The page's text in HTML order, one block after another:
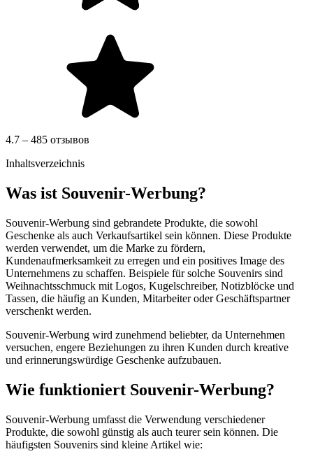
4.7 – 485 отзывов
Inhaltsverzeichnis
Was ist Souvenir-Werbung?
Souvenir-Werbung sind gebrandete Produkte, die sowohl
Geschenke als auch Verkaufsartikel sein können. Diese Produkte
werden verwendet, um die Marke zu fördern,
Kundenaufmerksamkeit zu erregen und ein positives Image des
Unternehmens zu schaffen. Beispiele für solche Souvenirs sind
Weihnachtsschmuck mit Logos, Kugelschreiber, Notizblöcke und
Tassen, die häufig an Kunden, Mitarbeiter oder Geschäftspartner
verschenkt werden.
Souvenir-Werbung wird zunehmend beliebter, da Unternehmen
versuchen, engere Beziehungen zu ihren Kunden durch kreative
und erinnerungswürdige Geschenke aufzubauen.
Wie funktioniert Souvenir-Werbung?
Souvenir-Werbung umfasst die Verwendung verschiedener
Produkte, die sowohl günstig als auch teurer sein können. Die
häufigsten Souvenirs sind kleine Artikel wie: